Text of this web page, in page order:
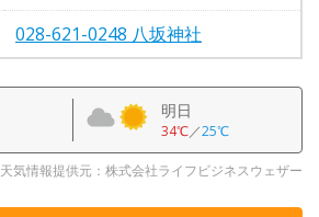
028-621-0248 八坂神社
明日
34℃／25℃
天気情報提供元：株式会社ライフビジネスウェザー